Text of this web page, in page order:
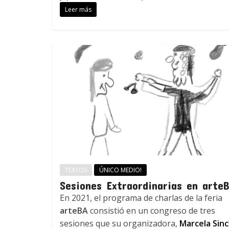
Leer más
TEXTOS ÚNICO MEDIO!
Sesiones Extraordinarias en
En 2021, el programa de charlas de la feria
arteBAconsistió en un congreso de tres
sesiones que su organizadora, Marcela